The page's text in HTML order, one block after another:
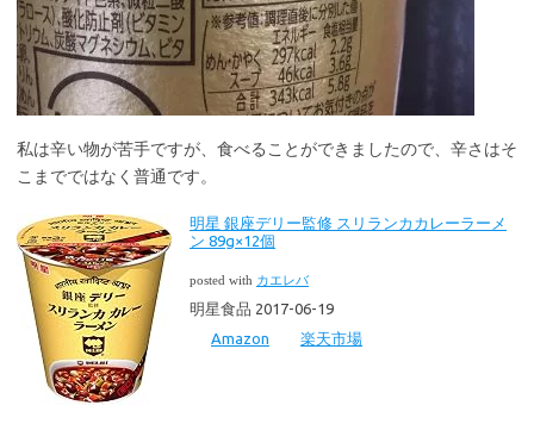
私は辛い物が苦手ですが、食べることができましたので、辛さはそ
こまでではなく普通です。
明星 銀座デリー監修 スリランカカレーラーメ
ン 89g×12個
posted with カエレバ
明星食品 2017-06-19
Amazon
楽天市場